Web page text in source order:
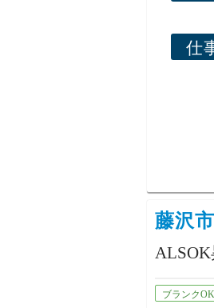
「地
そん
ぜひ
仕
藤沢
ブランクOK